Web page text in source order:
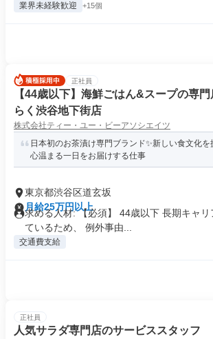
業界未経験歓迎 +15個
正社員
【44歳以下】海鮮ごはん&スープの専
らく渋谷地下街店
株式会社ティー・ユー・ビーアソシエイツ
日本初のお茶漬け専門ブランド✨新しい食文化
心温まる一日をお届けする仕事
東京都渋谷区道玄坂
月給25万円以上
求める人材: 【必須】 44歳以下 長期キャ
ているため、 例外事由...
交通費支給
正社員
人気サラダ専門店のサービススタッフ